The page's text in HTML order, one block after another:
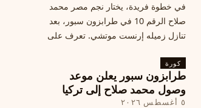
في خطوة فريدة، يختار نجم مصر محمد
صلاح الرقم 10 في طرابزون سبور، بعد
تنازل زميله إرنست موتشي. تعرف على
كورة
طرابزون سبور يعلن موعد
وصول محمد صلاح إلى تركيا
٥ أغسطس ٢٠٢٦